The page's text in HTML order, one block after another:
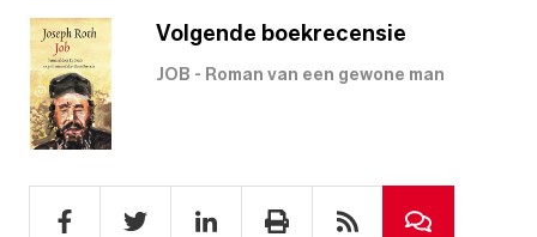
Volgende boekrecensie
JOB - Roman van een gewone man